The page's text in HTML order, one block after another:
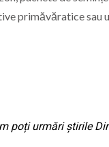
primăvăratice sau
poți urmări știrile